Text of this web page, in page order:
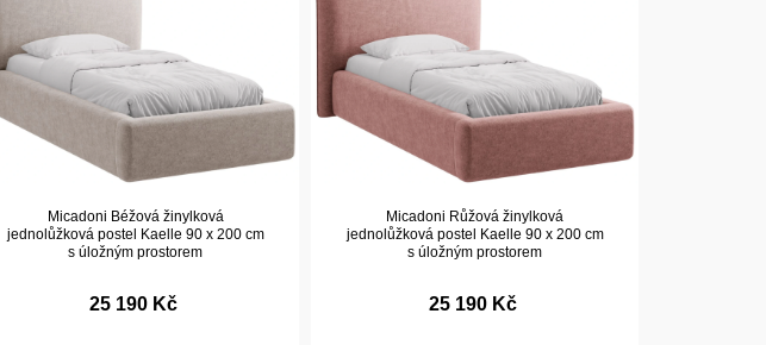
Micadoni Béžová žinylková
jednolůžková postel Kaelle 90 x 200 cm
s úložným prostorem
25 190 Kč
Micadoni Růžová žinylková
jednolůžková postel Kaelle 90 x 200 cm
s úložným prostorem
25 190 Kč